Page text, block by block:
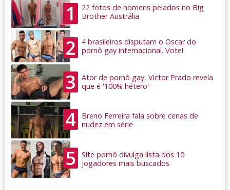
1
22 fotos de homens pelados no Big
Brother Austrália
2
4 brasileiros disputam o Oscar do
pornô gay internacional. Vote!
3
Ator de pornô gay, Victor Prado revela
que é '100% hétero'
4
Breno Ferreira fala sobre cenas de
nudez em série
5
Site pornô divulga lista dos 10
jogadores mais buscados